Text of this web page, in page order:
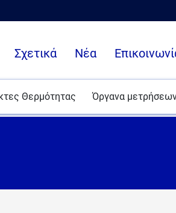
Σχετικά Νέα
Θερμότητας Όργανα